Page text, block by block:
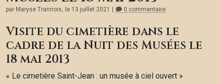
par Maryse Trannois, le 13 juillet 2021 0 commentaire
Visite du cimetière dans le
cadre de la Nuit des Musées le
18 mai 2013
« Le cimetière Saint-Jean : un musée à ciel ouvert »